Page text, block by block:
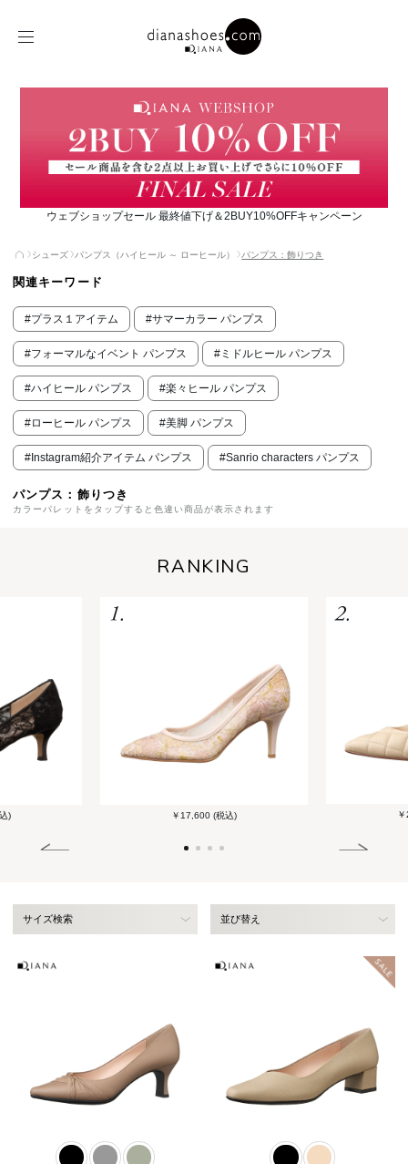
ウェブショップセール 最終値下げ＆2BUY10%OFFキャンペーン
シューズ パンプス（ハイヒール ～ ローヒール） パンプス：飾りつき
関連キーワード
#プラス１アイテム #サマーカラー パンプス
#フォーマルなイベント パンプス #ミドルヒール パンプス
#ハイヒール パンプス #楽々ヒール パンプス
#ローヒール パンプス #美脚 パンプス
#Instagram紹介アイテム パンプス #Sanrio characters パンプス
パンプス：飾りつき
カラーパレットをタップすると色違い商品が表示されます
RANKING
) ￥17,600 (税込)
サイズ検索 並び替え